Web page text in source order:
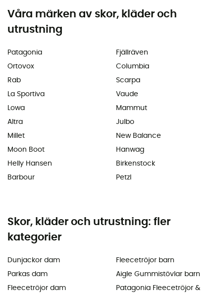
Våra märken av skor, kläder och
utrustning
Patagonia
Ortovox
Rab
La Sportiva
Lowa
Altra
Millet
Moon Boot
Helly Hansen
Barbour
Fjällräven
Columbia
Scarpa
Vaude
Mammut
Julbo
New Balance
Hanwag
Birkenstock
Petzl
Skor, kläder och utrustning: fler
kategorier
Dunjackor dam
Parkas dam
Fleecetröjor dam
Fleecetröjor barn
Aigle Gummistövlar barn
Patagonia Fleecetröjor &